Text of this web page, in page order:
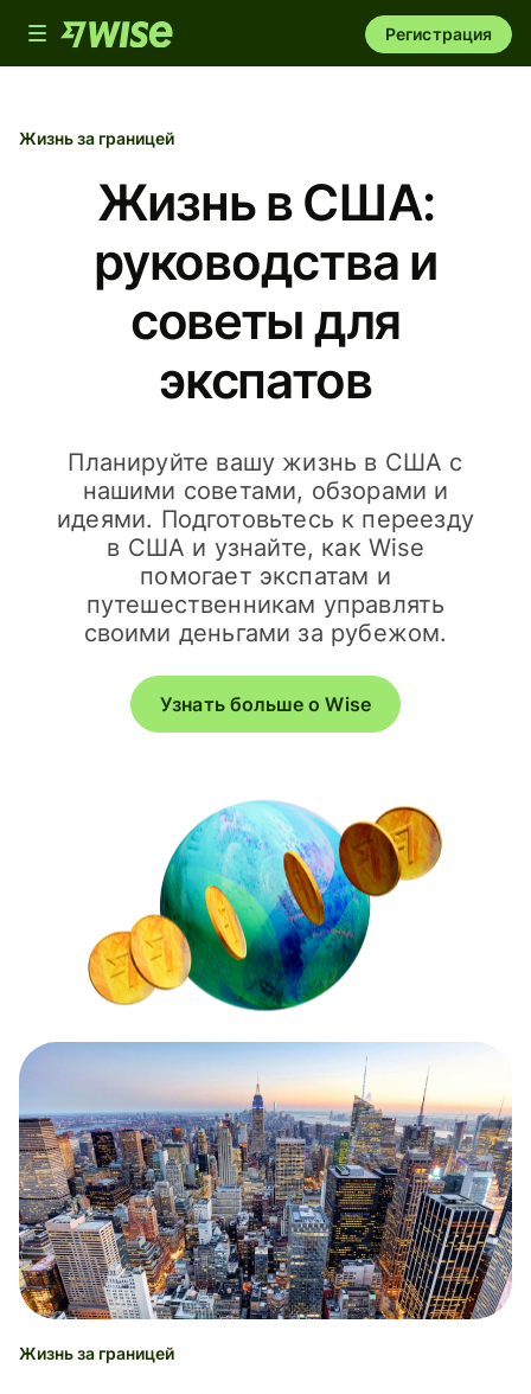
Toggle
navigation
Регистрация
Жизнь за границей
Жизнь в США:
руководства и
советы для
экспатов
Планируйте вашу жизнь в США с
нашими советами, обзорами и
идеями. Подготовьтесь к переезду
в США и узнайте, как Wise
помогает экспатам и
путешественникам управлять
своими деньгами за рубежом.
Узнать больше о Wise
Жизнь за границей